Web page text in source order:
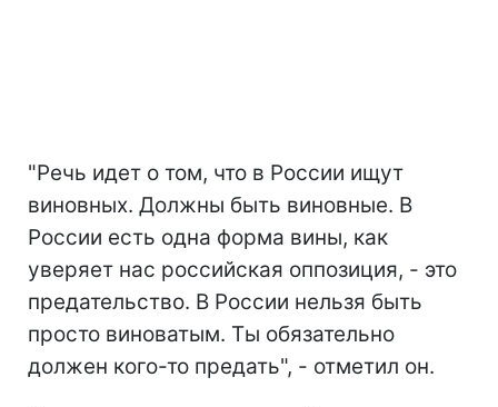
"Речь идет о том, что в России ищут
виновных. Должны быть виновные. В
России есть одна форма вины, как
уверяет нас российская оппозиция, - это
предательство. В России нельзя быть
просто виноватым. Ты обязательно
должен кого-то предать", - отметил он.